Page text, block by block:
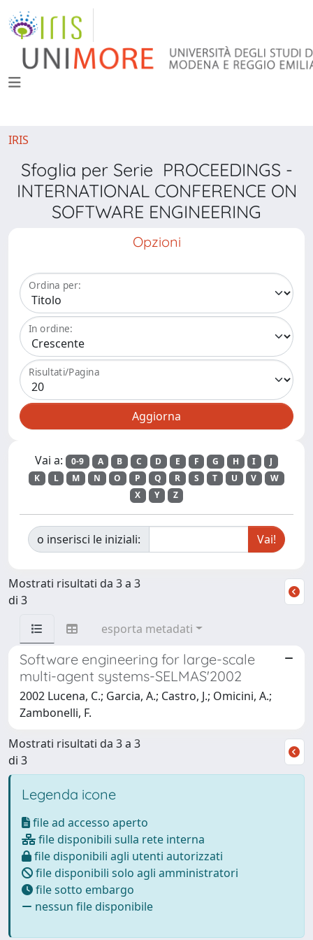
IRIS
Sfoglia per Serie PROCEEDINGS -
INTERNATIONAL CONFERENCE ON
SOFTWARE ENGINEERING
Opzioni
Ordina per:
In ordine:
Risultati/Pagina
Vai a: 0-9 A B C D E F G H I
J
K
L M N O P Q R S T U V
W
X
Y Z
o inserisci le iniziali:
Mostrati risultati da 3 a 3
di 3
esporta metadati
Software engineering for large-scale
multi-agent systems-SELMAS'2002
2002 Lucena, C.; Garcia, A.; Castro, J.; Omicini, A.;
Zambonelli, F.
Mostrati risultati da 3 a 3
di 3
Legenda icone
file ad accesso aperto
file disponibili sulla rete interna
file disponibili agli utenti autorizzati
file disponibili solo agli amministratori
file sotto embargo
nessun file disponibile